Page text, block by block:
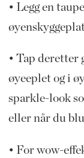
• Legg en
• Tap deretter
øyeeplet og i
sparkle-look
eller når du
• For wow-